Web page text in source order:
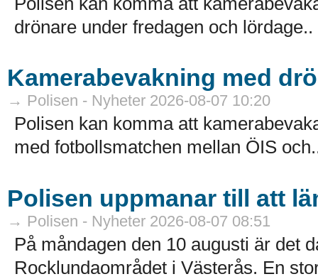
drönare under fredagen och lördage..
Kamerabevakning med
→ Polisen - Nyheter 2026-08-07 10:20
Polisen kan komma att
med fotbollsmatchen mellan ÖIS
Polisen uppmanar till att
→ Polisen - Nyheter 2026-08-07 08:51
På måndagen den 10 augusti är det
Rocklundaområdet i Västerås. En